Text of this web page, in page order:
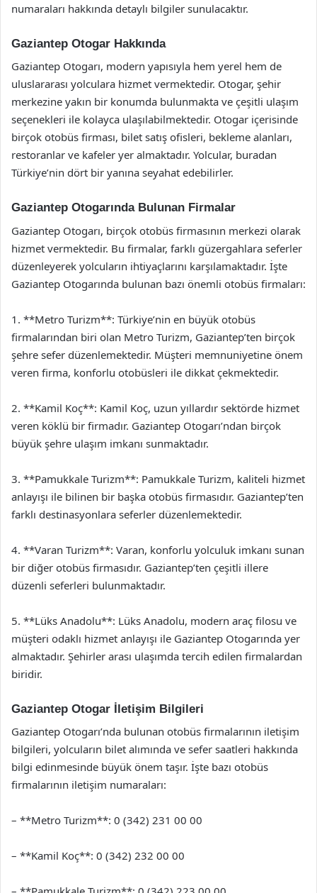
numaraları hakkında detaylı bilgiler sunulacaktır.
Gaziantep Otogar Hakkında
Gaziantep Otogarı, modern yapısıyla hem yerel hem de
uluslararası yolculara hizmet vermektedir. Otogar, şehir
merkezine yakın bir konumda bulunmakta ve çeşitli ulaşım
seçenekleri ile kolayca ulaşılabilmektedir. Otogar içerisinde
birçok otobüs firması, bilet satış ofisleri, bekleme alanları,
restoranlar ve kafeler yer almaktadır. Yolcular, buradan
Türkiye’nin dört bir yanına seyahat edebilirler.
Gaziantep Otogarında Bulunan Firmalar
Gaziantep Otogarı, birçok otobüs firmasının merkezi olarak
hizmet vermektedir. Bu firmalar, farklı güzergahlara seferler
düzenleyerek yolcuların ihtiyaçlarını karşılamaktadır. İşte
Gaziantep Otogarında bulunan bazı önemli otobüs firmaları:
1. **Metro Turizm**: Türkiye’nin en büyük otobüs
firmalarından biri olan Metro Turizm, Gaziantep’ten birçok
şehre sefer düzenlemektedir. Müşteri memnuniyetine önem
veren firma, konforlu otobüsleri ile dikkat çekmektedir.
2. **Kamil Koç**: Kamil Koç, uzun yıllardır sektörde hizmet
veren köklü bir firmadır. Gaziantep Otogarı’ndan birçok
büyük şehre ulaşım imkanı sunmaktadır.
3. **Pamukkale Turizm**: Pamukkale Turizm, kaliteli hizmet
anlayışı ile bilinen bir başka otobüs firmasıdır. Gaziantep’ten
farklı destinasyonlara seferler düzenlemektedir.
4. **Varan Turizm**: Varan, konforlu yolculuk imkanı sunan
bir diğer otobüs firmasıdır. Gaziantep’ten çeşitli illere
düzenli seferleri bulunmaktadır.
5. **Lüks Anadolu**: Lüks Anadolu, modern araç filosu ve
müşteri odaklı hizmet anlayışı ile Gaziantep Otogarında yer
almaktadır. Şehirler arası ulaşımda tercih edilen firmalardan
biridir.
Gaziantep Otogar İletişim Bilgileri
Gaziantep Otogarı’nda bulunan otobüs firmalarının iletişim
bilgileri, yolcuların bilet alımında ve sefer saatleri hakkında
bilgi edinmesinde büyük önem taşır. İşte bazı otobüs
firmalarının iletişim numaraları:
– **Metro Turizm**: 0 (342) 231 00 00
– **Kamil Koç**: 0 (342) 232 00 00